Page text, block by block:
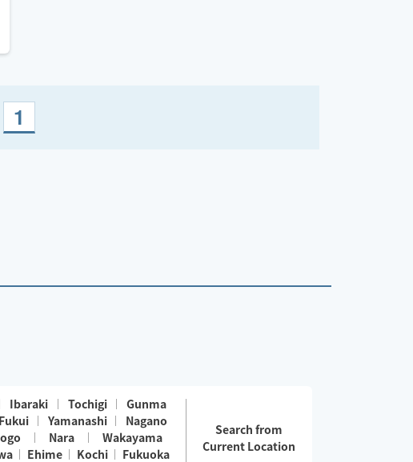
1
Ibaraki Tochigi
Gunma
Fukui Yamanashi
Nagano
Nara
Wakayama
Ehime Kochi Fukuoka
Search from
Current Location